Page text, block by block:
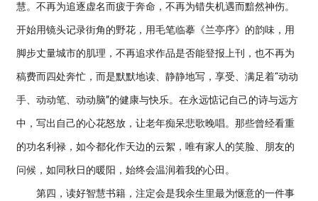
慧。不再为追逐虚名而疲于奔命，不再为错失机遇而黯然神伤。
开始用镜头记录街角的野花，用毛笔临摹《兰亭序》的韵味，用
脚步丈量城市的肌理，不再追求作品是否能登报上刊，也不再为
稿费而四处奔忙，而是默默地读、静静地写，享受、满足着“动动
手、动动笔、动动脑”的健康与快乐。在永远惦记自己的诗与远方
中，写出自己的心花怒放，让老年痴呆悲歌晚唱。那些曾经看重
的功名利禄，如今都化作天边的云絮，唯有家人的笑脸、朋友的
问候，如同秋日的暖阳，始终会温润着我的心田。
第四，读好智慧书籍，注定会是我余生里最为惬意的一件事